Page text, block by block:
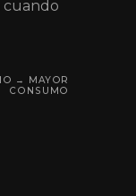
cuando
→ MAYOR
CONSUMO